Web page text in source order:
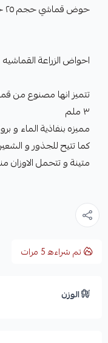
حوض قماشي حجم ٢٥ حالون لون ازرق ملكي
احواض الزراعة القماشيه
تتميز انها مصنوع من
٣ ملم
مميزه بنفاذية الماء و
كما تتيح للجذور و
متينة و تتحمل الاوزان
تم شراءه5 مرات
الوزن